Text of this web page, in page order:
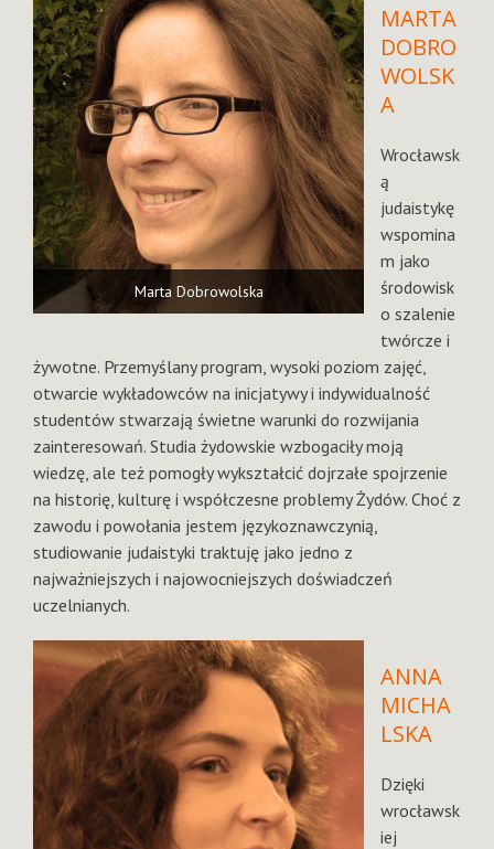
Marta Dobrowolska
MARTA
DOBRO
WOLSK
A
Wrocławsk
ą
judaistykę
wspomina
m jako
środowisk
o szalenie
twórcze i
żywotne. Przemyślany program, wysoki poziom zajęć,
otwarcie wykładowców na inicjatywy i indywidualność
studentów stwarzają świetne warunki do rozwijania
zainteresowań. Studia żydowskie wzbogaciły moją
wiedzę, ale też pomogły wykształcić dojrzałe spojrzenie
na historię, kulturę i współczesne problemy Żydów. Choć z
zawodu i powołania jestem językoznawczynią,
studiowanie judaistyki traktuję jako jedno z
najważniejszych i najowocniejszych doświadczeń
uczelnianych.
ANNA
MICHA
LSKA
Dzięki
wrocławsk
iej